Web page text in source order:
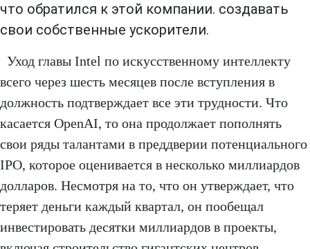
что обратился к этой компании. создавать
свои собственные ускорители.
Уход главы Intel по искусственному интеллекту
всего через шесть месяцев после вступления в
должность подтверждает все эти трудности. Что
касается OpenAI, то она продолжает пополнять
свои ряды талантами в преддверии потенциального
IPO, которое оценивается в несколько миллиардов
долларов. Несмотря на то, что он утверждает, что
теряет деньги каждый квартал, он пообещал
инвестировать десятки миллиардов в проекты,